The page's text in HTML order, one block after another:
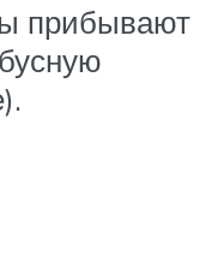
прибывают